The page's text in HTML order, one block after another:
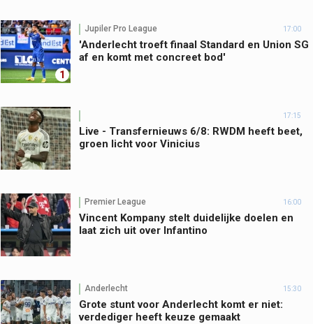
1
Jupiler Pro League 17:00
'Anderlecht troeft finaal Standard en Union SG
af en komt met concreet bod'
17:15
Live - Transfernieuws 6/8: RWDM heeft beet,
groen licht voor Vinicius
Premier League 16:00
Vincent Kompany stelt duidelijke doelen en
laat zich uit over Infantino
Anderlecht 15:30
Grote stunt voor Anderlecht komt er niet:
verdediger heeft keuze gemaakt